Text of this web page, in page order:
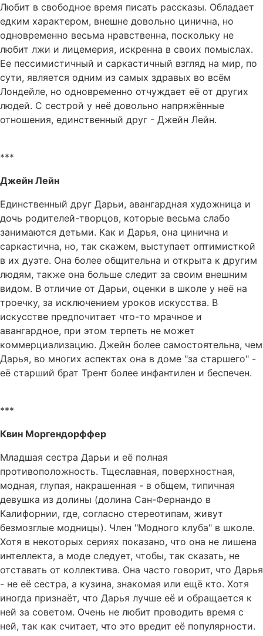
Любит в свободное время писать рассказы. Обладает
едким характером, внешне довольно цинична, но
одновременно весьма нравственна, поскольку не
любит лжи и лицемерия, искренна в своих помыслах.
Ее пессимистичный и саркастичный взгляд на мир, по
сути, является одним из самых здравых во всём
Лондейле, но одновременно отчуждает её от других
людей. С сестрой у неё довольно напряжённые
отношения, единственный друг - Джейн Лейн.
***
Джейн Лейн
Единственный друг Дарьи, авангардная художница и
дочь родителей-творцов, которые весьма слабо
занимаются детьми. Как и Дарья, она цинична и
саркастична, но, так скажем, выступает оптимисткой
в их дуэте. Она более общительна и открыта к другим
людям, также она больше следит за своим внешним
видом. В отличие от Дарьи, оценки в школе у неё на
троечку, за исключением уроков искусства. В
искусстве предпочитает что-то мрачное и
авангардное, при этом терпеть не может
коммерциализацию. Джейн более самостоятельна, чем
Дарья, во многих аспектах она в доме "за старшего" -
её старший брат Трент более инфантилен и беспечен.
***
Квин Моргендорффер
Младшая сестра Дарьи и её полная
противоположность. Тщеславная, поверхностная,
модная, глупая, накрашенная - в общем, типичная
девушка из долины (долина Сан-Фернандо в
Калифорнии, где, согласно стереотипам, живут
безмозглые модницы). Член "Модного клуба" в школе.
Хотя в некоторых сериях показано, что она не лишена
интеллекта, а моде следует, чтобы, так сказать, не
отставать от коллектива. Она часто говорит, что Дарья
- не её сестра, а кузина, знакомая или ещё кто. Хотя
иногда признаёт, что Дарья лучше её и обращается к
ней за советом. Очень не любит проводить время с
ней, так как считает, что это вредит её популярности.